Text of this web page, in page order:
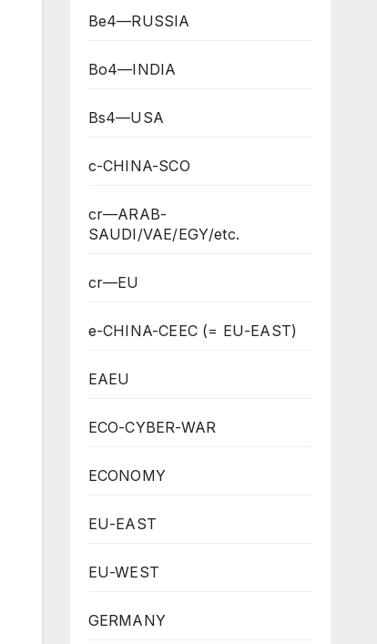
Be4—RUSSIA
Bo4—INDIA
Bs4—USA
c-CHINA-SCO
cr—ARAB-
SAUDI/VAE/EGY/etc.
cr—EU
e-CHINA-CEEC (= EU-EAST)
EAEU
ECO-CYBER-WAR
ECONOMY
EU-EAST
EU-WEST
GERMANY